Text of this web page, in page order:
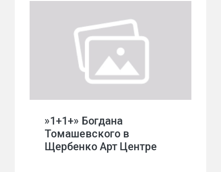
»1+1+» Богдана
Томашевского в
Щербенко Арт Центре